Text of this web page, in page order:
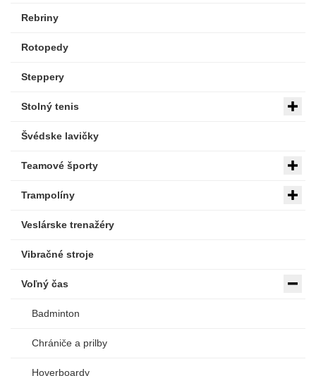
Rebriny
Rotopedy
Steppery
Stolný tenis
Švédske lavičky
Teamové športy
Trampolíny
Veslárske trenažéry
Vibračné stroje
Voľný čas
Badminton
Chrániče a prilby
Hoverboardy